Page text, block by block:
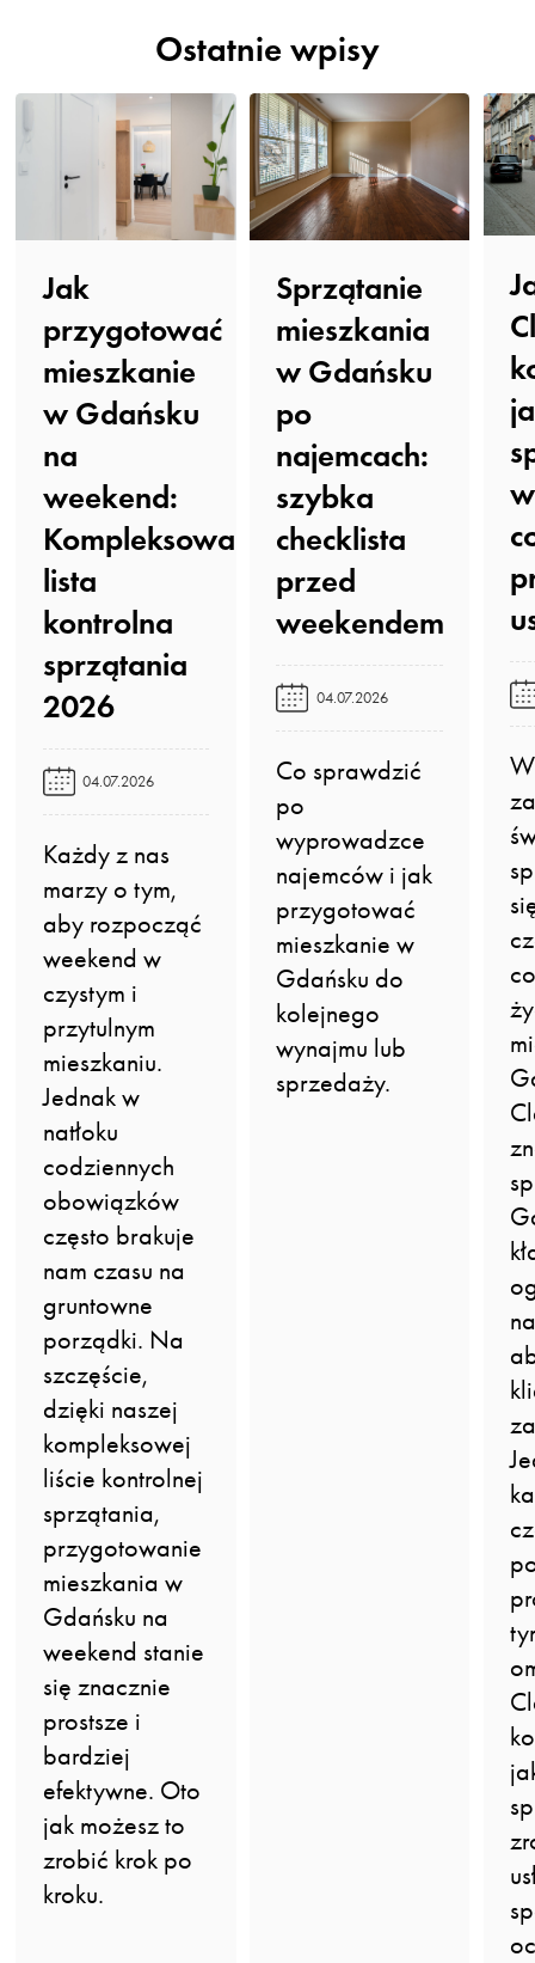
Ostatnie wpisy
Jak
przygotować
mieszkanie
w Gdańsku
na
weekend:
Kompleksowa
lista
kontrolna
sprzątania
2026️
04.07.2026
Każdy z nas
marzy o tym,
aby rozpocząć
weekend w
czystym i
przytulnym
mieszkaniu.
Jednak w
natłoku
codziennych
obowiązków
często brakuje
nam czasu na
gruntowne
porządki. Na
szczęście,
dzięki naszej
kompleksowej
liście kontrolnej
sprzątania,
przygotowanie
mieszkania w
Gdańsku na
weekend stanie
się znacznie
prostsze i
bardziej
efektywne. Oto
jak możesz to
zrobić krok po
kroku.
Sprzątanie
mieszkania
w Gdańsku
po
najemcach:
szybka
checklista
przed
weekendem️
04.07.2026
Co sprawdzić
po
wyprowadzce
najemców i jak
przygotować
mieszkanie w
Gdańsku do
kolejnego
wynajmu lub
sprzedaży.